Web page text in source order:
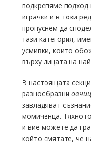
подкрепяме подход
играчки и в този
пропуснем да
тази категория,
усмивки, които
върху лицата на
В настоящата
разнообразни
завладяват
момиченца.
и вие можете да
който смятате, че